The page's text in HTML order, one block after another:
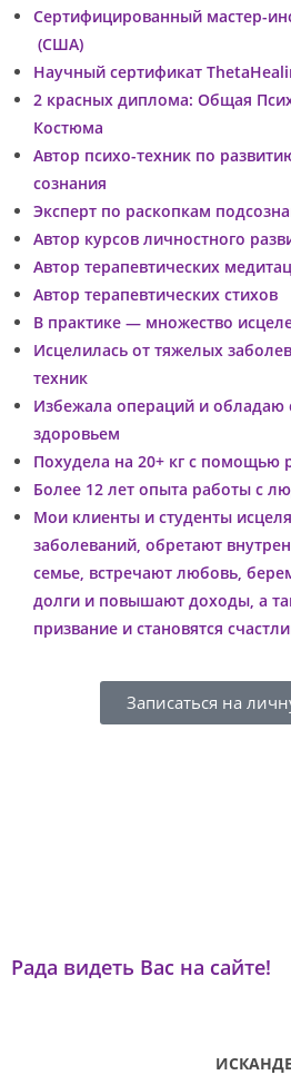
Сертифицированный мастер-
(США)
Научный сертификат
2 красных диплома: Общая
Костюма
Автор психо-техник по
сознания
Эксперт по раскопкам
Автор курсов личностного
Автор терапевтических
Автор терапевтических стихов
В практике — множество
Исцелилась от тяжелых
техник
Избежала операций и
здоровьем
Похудела на 20+ кг с помощью
Более 12 лет опыта работы с
Мои клиенты и студенты
заболеваний, обретают
семье, встречают любовь,
долги и повышают доходы, а
призвание и становятся
Записаться на
Рада видеть Вас на сайте!